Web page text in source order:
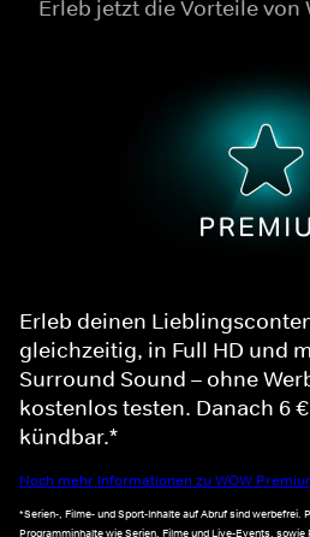
Erleb jetzt die Vorteile von
Erleb deinen
gleichzeitig, in Full HD und
Surround Sound – ohne
kostenlos testen. Danach 6
kündbar.*
Noch mehr Informationen zu WOW
*Serien-, Filme- und Sport-Inhalte auf Abruf sind werbefrei.
Programminhalte wie Serien, Filme und Live-Events,